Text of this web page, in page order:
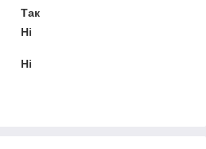
Так
Ні
Ні